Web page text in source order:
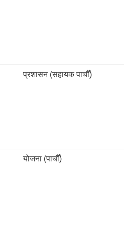
प्रशासन (सहायक पाचौँ)
योजना (पाचौँ)